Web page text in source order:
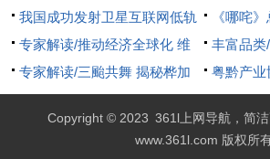
民群众生
犯罪案件
以彰显正
法治的力
都要珍惜”
我国成功发射卫星互联网低轨
卫星
《哪咤
北“藕”然
专家解读/推动经济全球化 维
护多边贸易体制
丰富品
舰载考量
专家解读/三颱共舞 揭秘桦加
沙超强密码
粤黔产业
Copyright © 2023 361l上网导航，简
www.361l.com 版权所